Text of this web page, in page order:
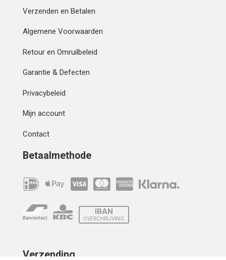
Verzenden en Betalen
Algemene Voorwaarden
Retour en Omruilbeleid
Garantie & Defecten
Privacybeleid
Mijn account
Contact
Betaalmethode
IBAN
OVERCHRIJVING
Verzending